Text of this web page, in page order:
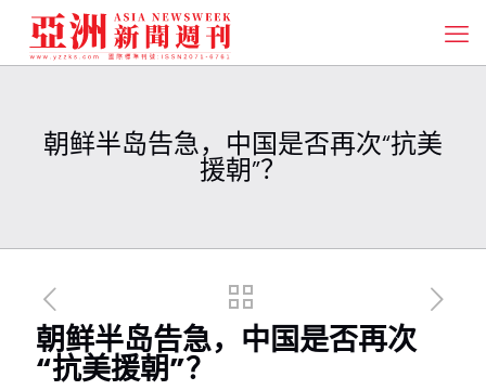
朝鲜半岛告急，中国是否再次“抗美
援朝”？
朝鲜半岛告急，中国是否再次
“抗美援朝”？